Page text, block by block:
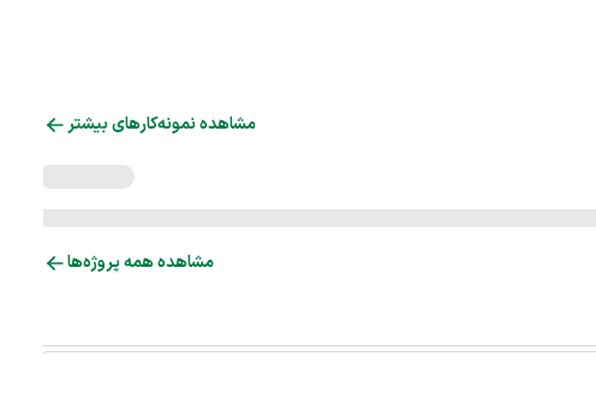
مشاهده نمونه‌کارهای بیشتر
مشاهده همه پروژه‌ها